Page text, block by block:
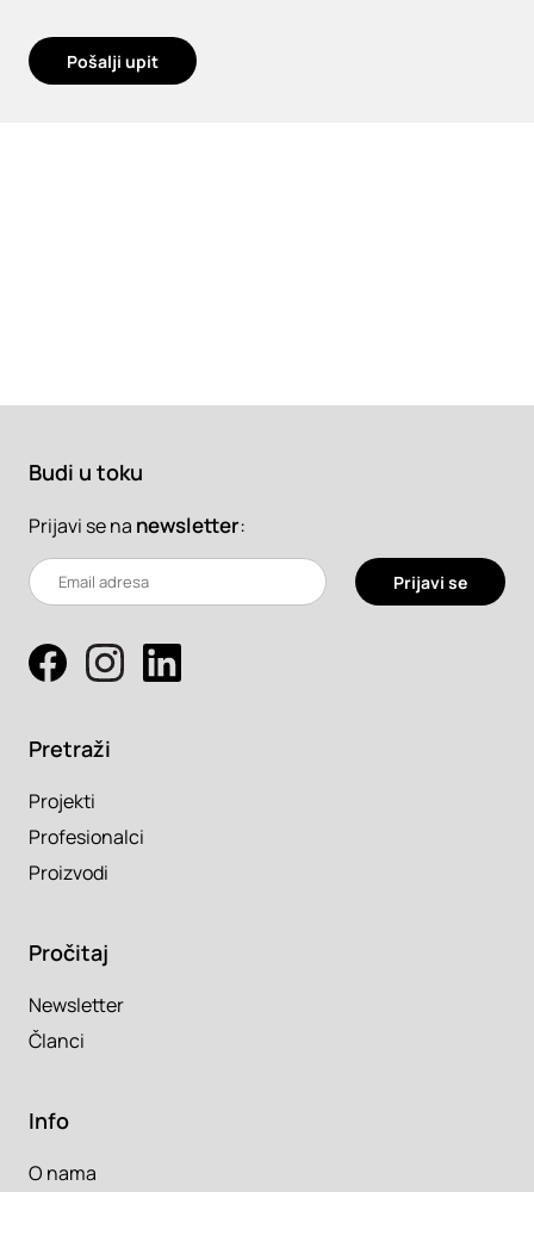
Pošalji upit
Budi u toku
Prijavi se na newsletter:
Prijavi se
Pretraži
Projekti
Profesionalci
Proizvodi
Pročitaj
Newsletter
Članci
Info
O nama